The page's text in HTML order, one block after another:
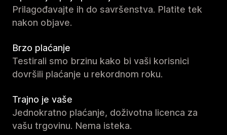
Prilagođavajte ih do savršenstva. Platite tek
nakon objave.
Brzo plaćanje
Testirali smo brzinu kako bi vaši korisnici
dovršili plaćanje u rekordnom roku.
Trajno je vaše
Jednokratno plaćanje, doživotna licenca za
vašu trgovinu. Nema isteka.